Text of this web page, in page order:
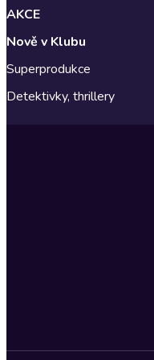
AKCE
Nově v Klubu
Superprodukce
Detektivky, thrillery